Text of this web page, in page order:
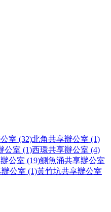
室 (32)北角共享辦公室 (1)
公室 (1)西環共享辦公室 (4)
公室 (19)鰂魚涌共享辦公室
公室 (1)黃竹坑共享辦公室